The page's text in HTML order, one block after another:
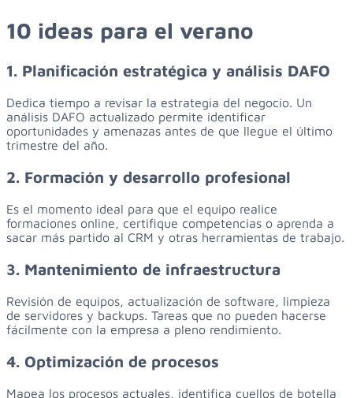
10 ideas para el verano
1. Planificación estratégica y análisis DAFO
Dedica tiempo a revisar la estrategia del negocio. Un
análisis DAFO actualizado permite identificar
oportunidades y amenazas antes de que llegue el último
trimestre del año.
2. Formación y desarrollo profesional
Es el momento ideal para que el equipo realice
formaciones online, certifique competencias o aprenda a
sacar más partido al CRM y otras herramientas de trabajo.
3. Mantenimiento de infraestructura
Revisión de equipos, actualización de software, limpieza
de servidores y backups. Tareas que no pueden hacerse
fácilmente con la empresa a pleno rendimiento.
4. Optimización de procesos
Mapea los procesos actuales, identifica cuellos de botella